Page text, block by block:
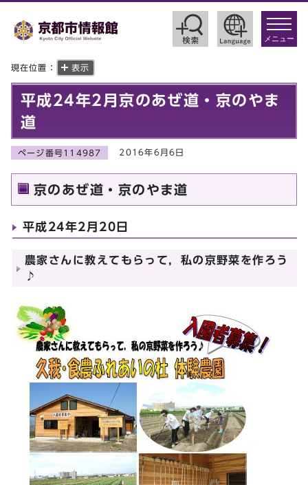
toggle
メニュー
現在位置： 表示
平成24年2月京のあぜ道・京のやま
道
ページ番号114987 2016年6月6日
京のあぜ道・京のやま道
平成24年2月20日
農家さんに教えてもらって，私の京野菜を作ろう
♪